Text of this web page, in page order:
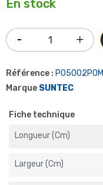
En stock
Référence : P05002POM
Marque SUNTEC
Fiche technique
Longueur (cm)
Largeur (cm)